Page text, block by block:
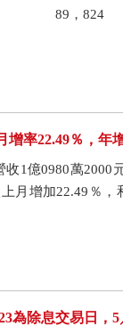
89，824
率22.49％，年
1億0980萬2000
月增加22.49％，
為除息交易日，5